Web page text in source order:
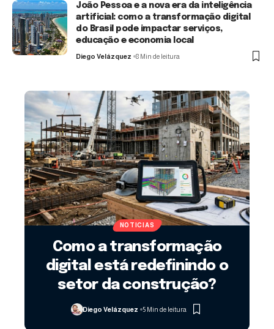
João Pessoa e a nova era da inteligência
artificial: como a transformação digital
do Brasil pode impactar serviços,
educação e economia local
Diego Velázquez 8 Min de leitura
NOTICIAS
Como a transformação
digital está redefinindo o
setor da construção?
Diego Velázquez 5 Min de leitura